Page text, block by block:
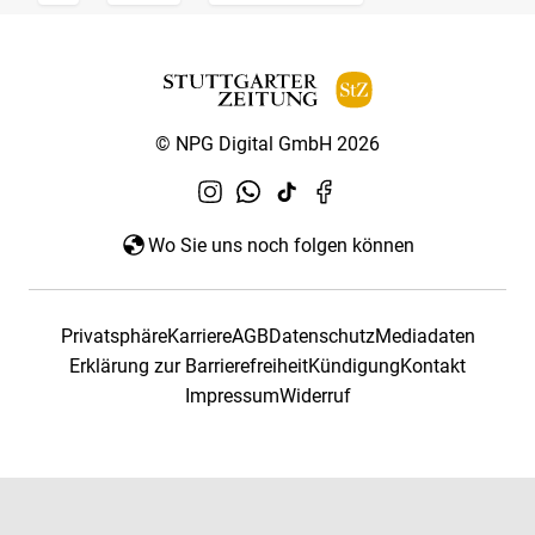
© NPG Digital GmbH 2026
Wo Sie uns noch folgen können
PrivatsphäreKarriereAGBDatenschutzMediadaten
Erklärung zur BarrierefreiheitKündigungKontakt
ImpressumWiderruf